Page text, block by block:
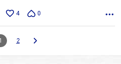
4 0
1 2